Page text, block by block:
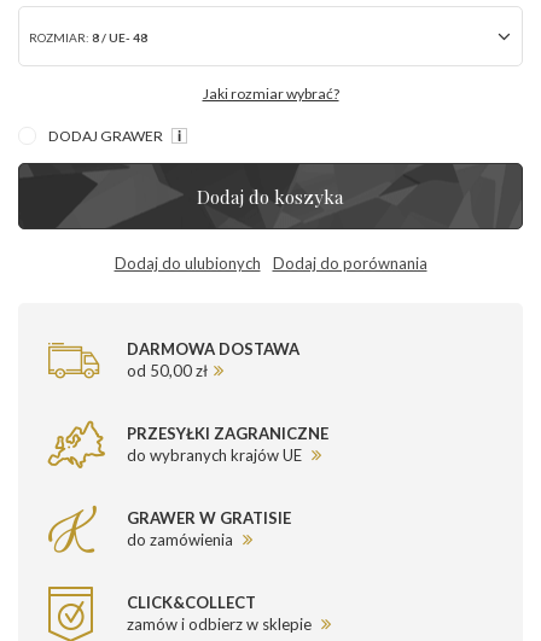
ROZMIAR: 8 / UE- 48
Jaki rozmiar wybrać?
DODAJ GRAWER
Dodaj do koszyka
Dodaj do ulubionych Dodaj do porównania
DARMOWA DOSTAWA
od 50,00 zł
PRZESYŁKI ZAGRANICZNE
do wybranych krajów UE
GRAWER W GRATISIE
do zamówienia
CLICK&COLLECT
zamów i odbierz w sklepie